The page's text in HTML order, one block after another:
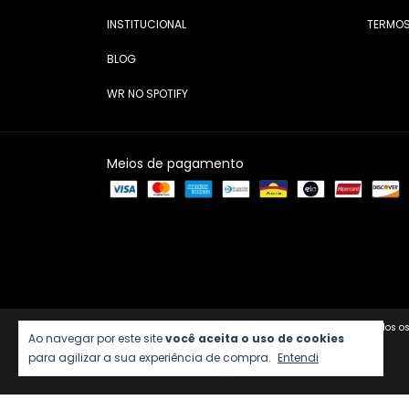
Ao navegar por este sitevocê aceita o uso de cookies
para agilizar a sua experiência de compra. Entendi
INSTITUCIONAL
BLOG
WR NO SPOTIFY
Meios de pagamento
Copyright Wines and Roses - 04157326000188 - 2026. Todos